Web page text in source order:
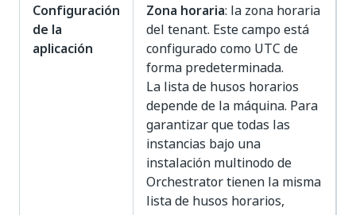
Configuración
de la
aplicación
Zona horaria: la zona horaria
del tenant. Este campo está
configurado como UTC de
forma predeterminada.
La lista de husos horarios
depende de la máquina. Para
garantizar que todas las
instancias bajo una
instalación multinodo de
Orchestrator tienen la misma
lista de husos horarios,